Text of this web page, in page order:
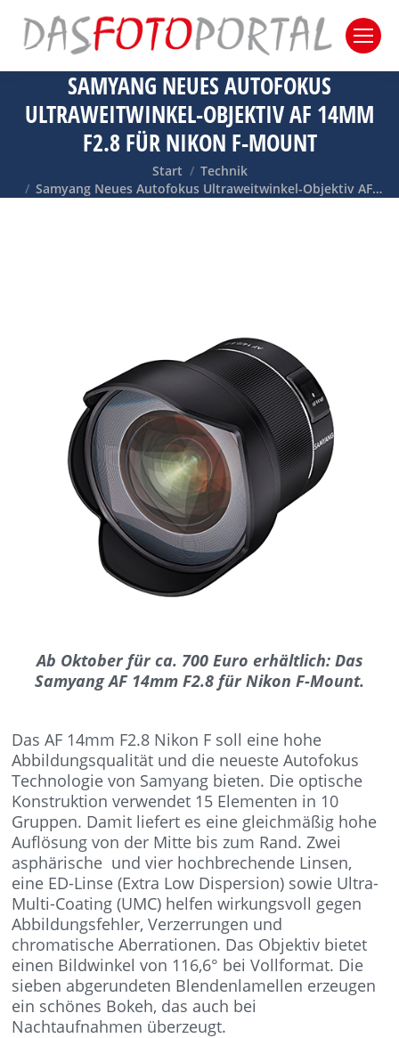
SAMYANG NEUES AUTOFOKUS
ULTRAWEITWINKEL-OBJEKTIV AF 14MM
F2.8 FÜR NIKON F-MOUNT
Sie befinden sich hier:
Start
Technik
Samyang Neues Autofokus Ultraweitwinkel-Objektiv AF…
Ab Oktober für ca. 700 Euro erhältlich: Das
Samyang AF 14mm F2.8 für Nikon F-Mount.
Das AF 14mm F2.8 Nikon F soll eine hohe
Abbildungsqualität und die neueste Autofokus
Technologie von Samyang bieten. Die optische
Konstruktion verwendet 15 Elementen in 10
Gruppen. Damit liefert es eine gleichmäßig hohe
Auflösung von der Mitte bis zum Rand. Zwei
asphärische und vier hochbrechende Linsen,
eine ED-Linse (Extra Low Dispersion) sowie Ultra-
Multi-Coating (UMC) helfen wirkungsvoll gegen
Abbildungsfehler, Verzerrungen und
chromatische Aberrationen. Das Objektiv bietet
einen Bildwinkel von 116,6° bei Vollformat. Die
sieben abgerundeten Blendenlamellen erzeugen
ein schönes Bokeh, das auch bei
Nachtaufnahmen überzeugt.